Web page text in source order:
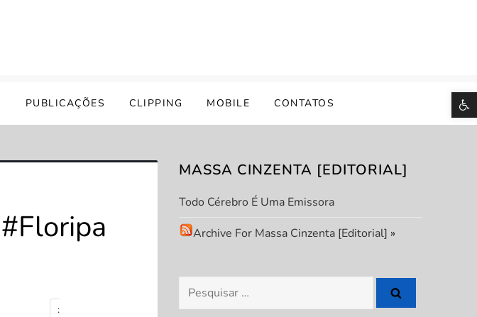
PUBLICAÇÕES CLIPPING MOBILE CONTATOS
:
MASSA CINZENTA [EDITORIAL]
Todo Cérebro É Uma Emissora
Archive For Massa Cinzenta [Editorial] »
Pesquisar
por: